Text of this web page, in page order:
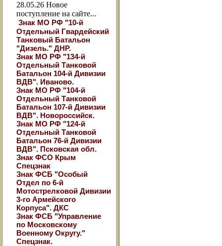
28.05.26 Новое
поступление на сайте...
Знак МО РФ "10-й
Отдельный Гвардейский
Танковый Батальон
"Дизель." ДНР.
Знак МО РФ "134-й
Отдельный Танковой
Батальон 104-й Дивизии
ВДВ". Иваново.
Знак МО РФ "104-й
Отдельный Танковой
Батальон 107-й Дивизии
ВДВ". Новороссийск.
Знак МО РФ "124-й
Отдельный Танковой
Батальон 76-й Дивизии
ВДВ". Псковская обл.
Знак ФСО Крым
Спецзнак
Знак ФСБ "Особый
Отдел по 6-й
Мотострелковой Дивизии
3-го Армейского
Корпуса". ДКС
Знак ФСБ "Управление
по Московскому
Военному Округу."
Спецзнак.